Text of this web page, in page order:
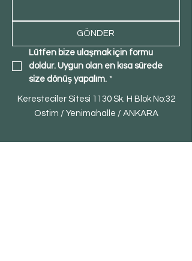
GÖNDER
Lütfen bize ulaşmak için formu
doldur. Uygun olan en kısa sürede
size dönüş yapalım. *
Keresteciler Sitesi 1130 Sk. H Blok No:32
Ostim / Yenimahalle / ANKARA